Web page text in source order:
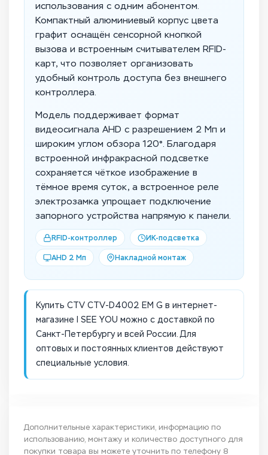
использования с одним абонентом.
Компактный алюминиевый корпус цвета
графит оснащён сенсорной кнопкой
вызова и встроенным считывателем RFID-
карт, что позволяет организовать
удобный контроль доступа без внешнего
контроллера.
Модель поддерживает формат
видеосигнала AHD с разрешением 2 Мп и
широким углом обзора 120°. Благодаря
встроенной инфракрасной подсветке
сохраняется чёткое изображение в
тёмное время суток, а встроенное реле
электрозамка упрощает подключение
запорного устройства напрямую к панели.
RFID-контроллер ИК-подсветка
AHD 2 Мп Накладной монтаж
Купить CTV CTV-D4002 EM G в интернет-
магазине I SEE YOU можно с доставкой по
Санкт-Петербургу и всей России. Для
оптовых и постоянных клиентов действуют
специальные условия.
Дополнительные характеристики, информацию по
использованию, монтажу и количество доступного для
покупки товара вы можете уточнить по телефону 8